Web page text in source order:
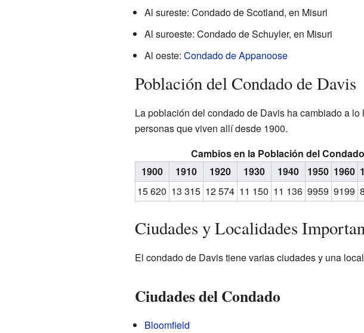
Al sureste: Condado de Scotland, en Misuri
Al suroeste: Condado de Schuyler, en Misuri
Al oeste: Condado de Appanoose
Población del Condado de Davis
La población del condado de Davis ha cambiado a
personas que viven allí desde 1900.
Cambios en la Población del
1900
1910 1920 1930 1940 1950 1960
15 620 13 315 12 574 11 150 11 136 9959 9199
Ciudades y Localidades
El condado de Davis tiene varias ciudades y una
Ciudades del Condado
Bloomfield